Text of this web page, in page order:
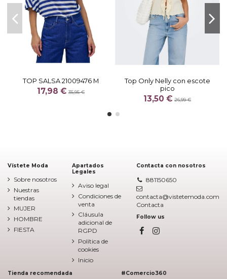
TOP SALSA 21009476 M
17,98 € 35,95 €
Top Only Nelly con escote
pico
13,50 € 26,99 €
Vístete Moda
Sobre nosotros
Nuestras
tiendas
MUJER
HOMBRE
FIESTA
Apartados
Legales
Aviso legal
Condiciones de
venta
Cláusula
adicional de
RGPD
Política de
cookies
Inicio
Contacta con nosotros
881150650
contacta@vistetemoda.com
Contacta
Follow us
Tienda recomendada #Comercio360